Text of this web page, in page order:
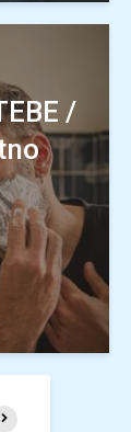
/